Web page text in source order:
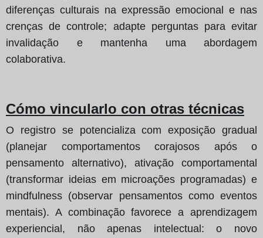
diferenças culturais na expressão emocional e nas
crenças de controle; adapte perguntas para evitar
invalidação e mantenha uma abordagem
colaborativa.
Cómo vincularlo con otras técnicas
O registro se potencializa com exposição gradual
(planejar comportamentos corajosos após o
pensamento alternativo), ativação comportamental
(transformar ideias em microações programadas) e
mindfulness (observar pensamentos como eventos
mentais). A combinação favorece a aprendizagem
experiencial, não apenas intelectual: o novo